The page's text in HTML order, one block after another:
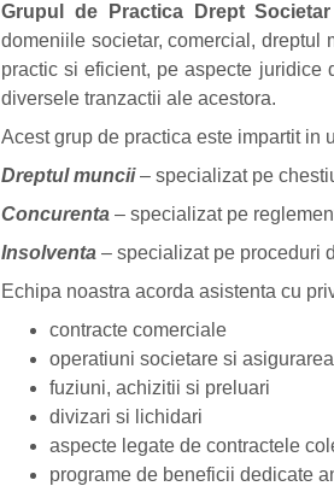
Grupul de Practica Drept Societar
domeniile societar, comercial, dreptul
practic si eficient, pe aspecte
diversele tranzactii ale acestora.
Acest grup de practica este impartit in
Dreptul muncii – specializat pe
Concurenta– specializat pe
Insolventa – specializat pe proceduri
Echipa noastra acorda asistenta cu
contracte comerciale
operatiuni societare si
fuziuni, achizitii si preluari
divizari si lichidari
aspecte legate de contractele
programe de beneficii dedicate